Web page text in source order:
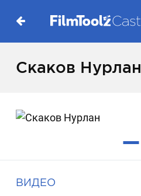
Скаков Нурлан
ВИДЕО